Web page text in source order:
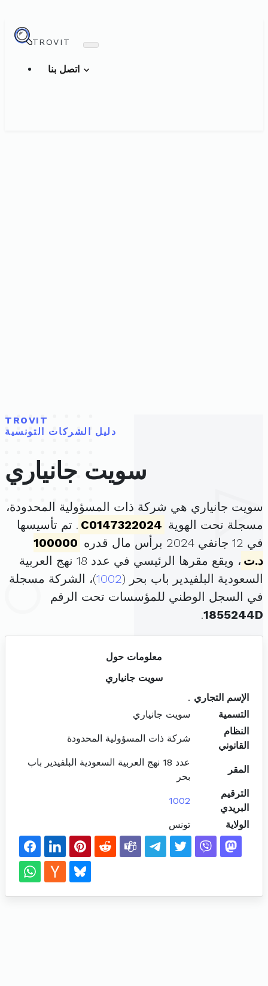
TROVIT
TROVIT
دليل الشركات التونسية
سويت جانياري
سويت جانياري هي شركة ذات المسؤولية المحدودة،
مسجلة تحت الهوية C0147322024 . تم تأسيسها
في 12 جانفي 2024 برأس مال قدره
100000
د.ت
، ويقع مقرها الرئيسي في عدد 18 نهج العربية
السعودية البلفيدير باب بحر (1002)، الشركة مسجلة
في السجل الوطني للمؤسسات تحت الرقم
1855244D
.
معلومات حول
سويت جانياري
الإسم التجاري .
التسمية
سويت جانياري
النظام
القانوني
شركة ذات المسؤولية المحدودة
المقر
عدد 18 نهج العربية السعودية البلفيدير باب
بحر
الترقيم
البريدي
1002
الولاية تونس